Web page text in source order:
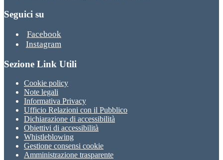
Seguici su
Facebook
Instagram
Sezione Link Utili
Cookie policy
Note legali
Informativa Privacy
Ufficio Relazioni con il Pubblico
Dichiarazione di accessibilità
Obiettivi di accessibilità
Whistleblowing
Gestione consensi cookie
Amministrazione trasparente